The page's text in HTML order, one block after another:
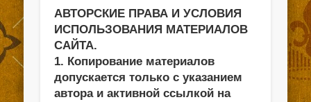
АВТОРСКИЕ ПРАВА И УСЛОВИЯ
ИСПОЛЬЗОВАНИЯ МАТЕРИАЛОВ
САЙТА.
1. Копирование материалов
допускается только с указанием
автора и активной ссылкой на